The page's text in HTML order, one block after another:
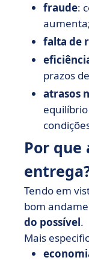
fraude:
falta de
prazos
atrasos
Por
Tendo em
bom
do possível.
Mais